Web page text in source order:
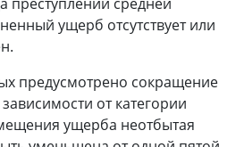
ущерб отсутствует или
предусмотрено сокращение
от категории
ущерба неотбытая